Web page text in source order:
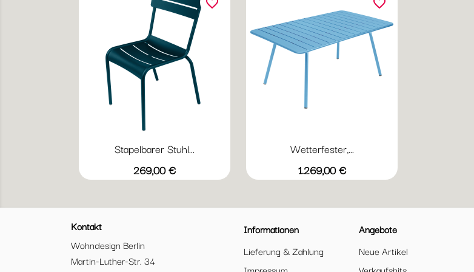
Stapelbarer Stuhl...
Preis
269,00 €
Vorschau
AbyssblauAcapulcoblau
Anthrazit
Chili Gewittergrau
favorite_border
Wetterfester,...
Preis
1.269,00 €
Vorschau
AbyssblauAcapulcoblau
Anthrazit
Chili Gewittergrau
favorite_border
Kontakt
Wohndesign Berlin
Martin-Luther-Str. 34
Informationen
Lieferung & Zahlung
Angebote
Neue Artikel